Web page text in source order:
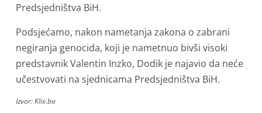
Predsjedništva BiH.
Podsjećamo, nakon nametanja zakona o zabrani
negiranja genocida, koji je nametnuo bivši visoki
predstavnik Valentin Inzko, Dodik je najavio da neće
učestvovati na sjednicama Predsjedništva BiH.
Izvor: Klix.ba